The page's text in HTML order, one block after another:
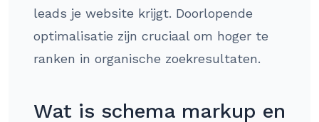
leads je website krijgt. Doorlopende
optimalisatie zijn cruciaal om hoger te
ranken in organische zoekresultaten.
Wat is schema markup en